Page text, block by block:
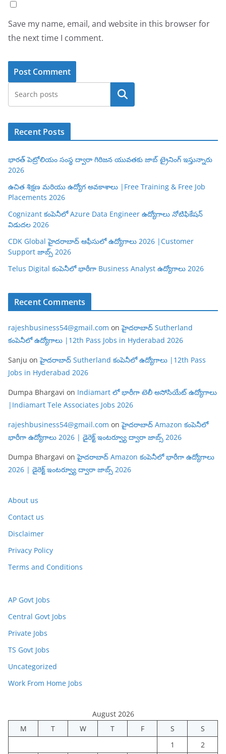
Save my name, email, and website in this browser for
the next time I comment.
Search
Recent Posts
భారత్ పెట్రోలియం సంస్థ ద్వారా గిరిజన యువతకు జాబ్ ట్రైనింగ్ ఇస్తున్నారు
2026
ఉచిత శిక్షణ మరియు ఉద్యోగ అవకాశాలు |Free Training & Free Job
Placements 2026
Cognizant కంపెనీలో Azure Data Engineer ఉద్యోగాలు నోటిఫికేషన్
విడుదల 2026
CDK Global హైదరాబాద్ ఆఫీసులో ఉద్యోగాలు 2026 |Customer
Support జాబ్స్ 2026
Telus Digital కంపెనీలో భారీగా Business Analyst ఉద్యోగాలు 2026
Recent Comments
rajeshbusiness54@gmail.com onహైదరాబాద్ Sutherland
కంపెనీలో ఉద్యోగాలు |12th Pass Jobs in Hyderabad 2026
Sanju onహైదరాబాద్ Sutherland కంపెనీలో ఉద్యోగాలు |12th Pass
Jobs in Hyderabad 2026
Dumpa Bhargavi on Indiamart లో భారీగా టెలీ అసోసియేట్ ఉద్యోగాలు
|Indiamart Tele Associates Jobs 2026
rajeshbusiness54@gmail.com onహైదరాబాద్ Amazon కంపెనీలో
భారీగా ఉద్యోగాలు 2026 | డైరెక్ట్ ఇంటర్వ్యూ ద్వారా జాబ్స్ 2026
Dumpa Bhargavi onహైదరాబాద్ Amazon కంపెనీలో భారీగా ఉద్యోగాలు
2026 | డైరెక్ట్ ఇంటర్వ్యూ ద్వారా జాబ్స్ 2026
About us
Contact us
Disclaimer
Privacy Policy
Terms and Conditions
AP Govt Jobs
Central Govt Jobs
Private Jobs
TS Govt Jobs
Uncategorized
Work From Home Jobs
August 2026
M
T W T F S
S
1
2